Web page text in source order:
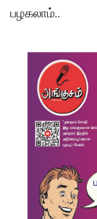
பழகலாம்..